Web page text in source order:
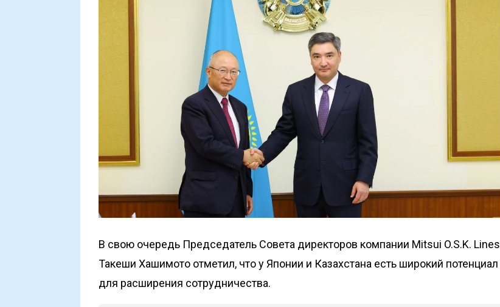
В свою очередь Председатель Совета директоров компании Mitsui O.S.K. Lines
Такеши Хашимото отметил, что у Японии и Казахстана есть широкий потенциал
для расширения сотрудничества.